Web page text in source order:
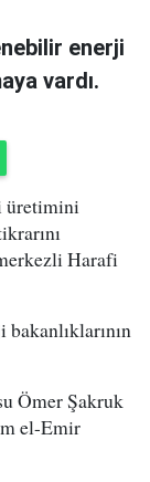
enerji
vardı.
üretimini
Harafi
Ömer Şakruk
el-Emir